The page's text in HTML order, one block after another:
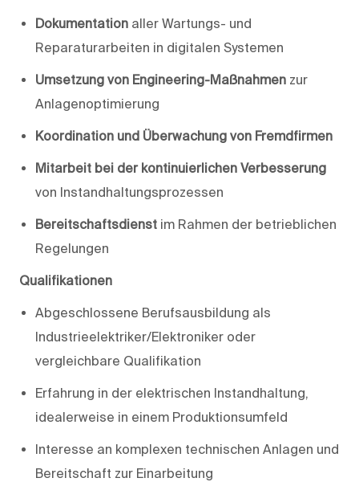
Dokumentation aller Wartungs- und
Reparaturarbeiten in digitalen Systemen
Umsetzung von Engineering-Maßnahmen zur
Anlagenoptimierung
Koordination und Überwachung von Fremdfirmen
Mitarbeit bei der kontinuierlichen Verbesserung
von Instandhaltungsprozessen
Bereitschaftsdienst im Rahmen der betrieblichen
Regelungen
Qualifikationen
Abgeschlossene Berufsausbildung als
Industrieelektriker/Elektroniker oder
vergleichbare Qualifikation
Erfahrung in der elektrischen Instandhaltung,
idealerweise in einem Produktionsumfeld
Interesse an komplexen technischen Anlagen und
Bereitschaft zur Einarbeitung